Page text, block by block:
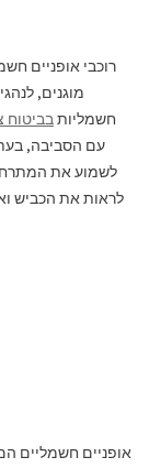
רוכבי אופניים
מוגנים,
חשמליותבביטוח
עם הסביבה, בעת
לשמוע את
לראות את הכביש
אופניים חשמליים